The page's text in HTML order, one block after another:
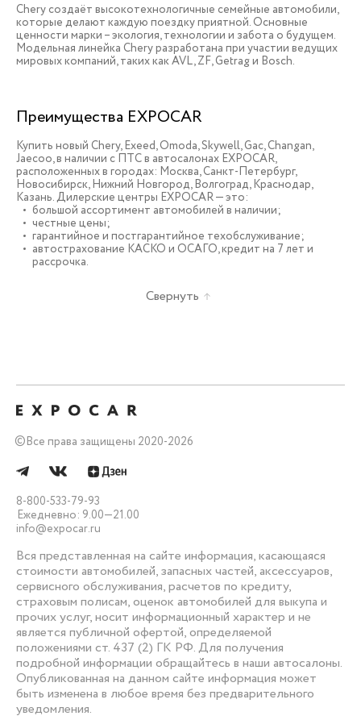
Chery создаёт высокотехнологичные семейные автомобили,
которые делают каждую поездку приятной. Основные
ценности марки – экология, технологии и забота о будущем.
Модельная линейка Chery разработана при участии ведущих
мировых компаний, таких как AVL, ZF, Getrag и Bosch.
Преимущества EXPOCAR
Купить новый Chery, Exeed, Omoda, Skywell, Gac, Changan,
Jaecoo, в наличии c ПТС в автосалонах EXPOCAR,
расположенных в городах: Москва, Санкт-Петербург,
Новосибирск, Нижний Новгород, Волгоград, Краснодар,
Казань. Дилерские центры EXPOCAR — это:
большой ассортимент автомобилей в наличии;
честные цены;
гарантийное и постгарантийное техобслуживание;
автострахование КАСКО и ОСАГО, кредит на 7 лет и
рассрочка.
Свернуть
©Все права защищены 2020-2026
8-800-533-79-93
Ежедневно: 9.00—21.00
info@expocar.ru
Вся представленная на сайте информация, касающаяся
стоимости автомобилей, запасных частей, аксессуаров,
сервисного обслуживания, расчетов по кредиту,
страховым полисам, оценок автомобилей для выкупа и
прочих услуг, носит информационный характер и не
является публичной офертой, определяемой
положениями ст. 437 (2) ГК РФ. Для получения
подробной информации обращайтесь в наши автосалоны.
Опубликованная на данном сайте информация может
быть изменена в любое время без предварительного
уведомления.